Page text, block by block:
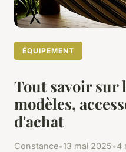
ÉQUIPEMENT
Tout savoir sur
modèles,
d'achat
Constance•13 mai 2025•4